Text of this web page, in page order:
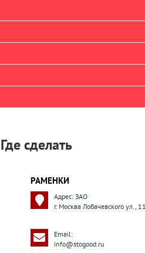
сделать
РАМЕНКИ
Адрес: ЗАО
г. Москва Лобачевского ул.,
Email:
info@stogood.ru